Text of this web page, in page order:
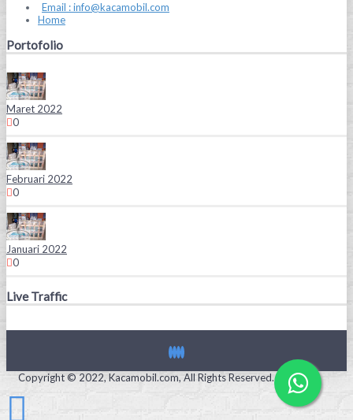
Email : info@kacamobil.com
Home
Portofolio
Maret 2022
0
Februari 2022
0
Januari 2022
0
Live Traffic
Copyright © 2022, Kacamobil.com, All Rights Reserved.